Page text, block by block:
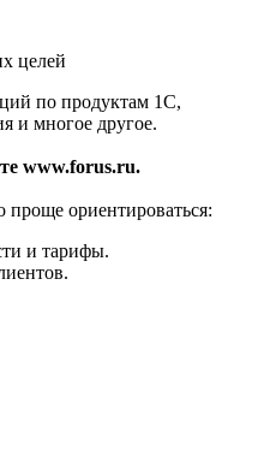
целей
по продуктам 1С,
и многое другое.
www.forus.ru.
проще ориентироваться:
и тарифы.